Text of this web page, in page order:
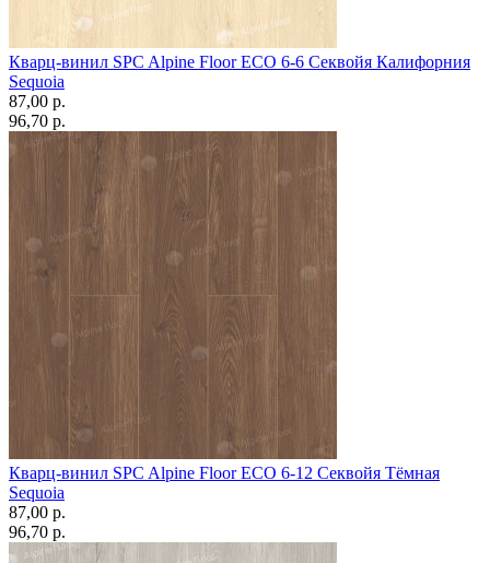
Кварц-винил SPC Alpine Floor ЕСО 6-6 Секвойя Калифорния
Sequoia
87,00 p.
96,70 p.
Кварц-винил SPC Alpine Floor ЕСО 6-12 Секвойя Тёмная
Sequoia
87,00 p.
96,70 p.